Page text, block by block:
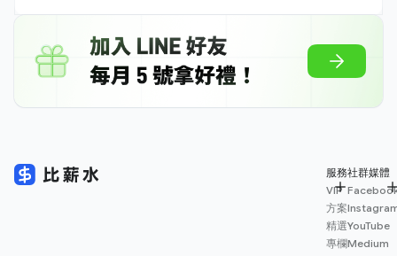
服務
VIP
方案
精選
專欄
社群媒體
YouTube
Medium